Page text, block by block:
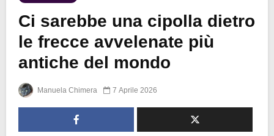
Ci sarebbe una cipolla dietro
le frecce avvelenate più
antiche del mondo
Manuela Chimera 7 Aprile 2026